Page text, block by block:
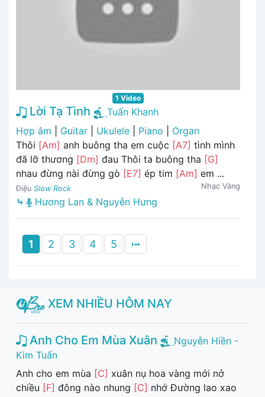
1 Video
Lời Tạ Tình
Tuấn Khanh
Hợp âm
Guitar Ukulele Piano
Organ
Thôi [Am] anh buông tha em cuộc [A7] tình mình
đã lỡ thương [Dm] đau Thôi ta buông tha [G]
nhau đừng nài đừng gò [E7] ép tim [Am] em ...
Điệu Slow Rock Nhạc Vàng
⤷ Hương Lan & Nguyễn Hưng
1 2 3 4 5 ⤠
XEM NHIỀU HÔM NAY
Anh Cho Em Mùa Xuân
Nguyễn Hiền -
Kim Tuấn
Anh cho em mùa [C] xuân nụ hoa vàng mới nở
chiều [F] đông nào nhung [C] nhớ Đường lao xao